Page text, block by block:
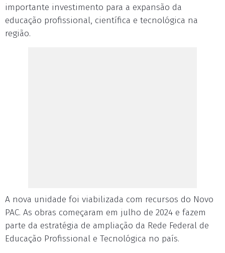
importante investimento para a expansão da
educação profissional, científica e tecnológica na
região.
A nova unidade foi viabilizada com recursos do Novo
PAC. As obras começaram em julho de 2024 e fazem
parte da estratégia de ampliação da Rede Federal de
Educação Profissional e Tecnológica no país.